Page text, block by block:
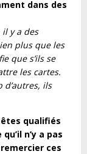
dans des
il y a des
plus que les
que s’ils se
les cartes.
d’autres, ils
qualifiés
n’y a pas
ces